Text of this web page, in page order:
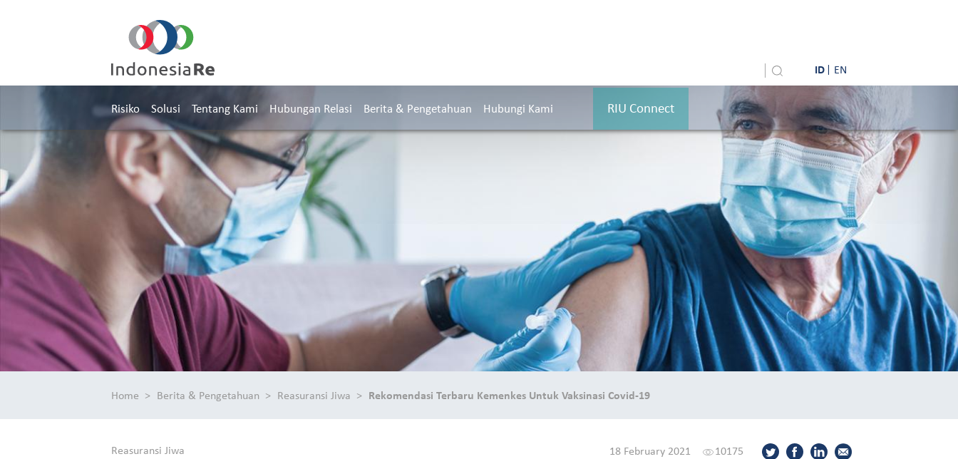
ID EN
Risiko Solusi Tentang Kami Hubungan Relasi Berita & Pengetahuan Hubungi Kami RIU Connect
Home Berita & Pengetahuan Reasuransi Jiwa Rekomendasi Terbaru Kemenkes Untuk Vaksinasi Covid-19
18 February 2021 10175
Reasuransi Jiwa